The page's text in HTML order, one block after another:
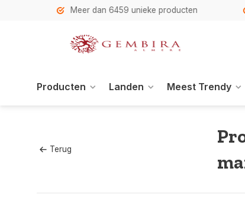
Meer dan 6459 unieke producten
Producten Landen Meest Trendy
Terug